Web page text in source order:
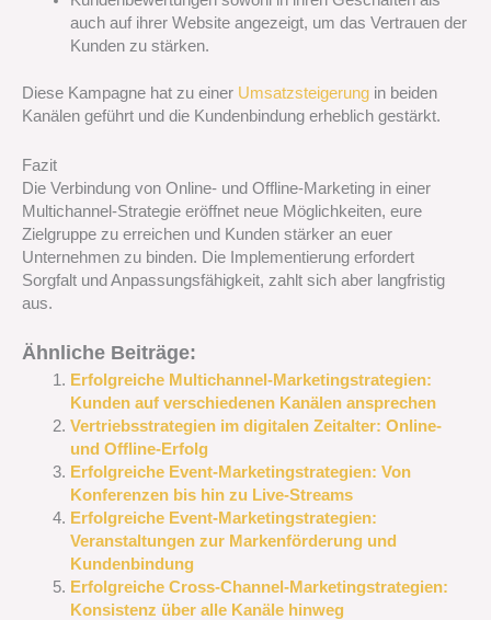
auch auf ihrer Website angezeigt, um das Vertrauen der
Kunden zu stärken.
Diese Kampagne hat zu einer Umsatzsteigerung in beiden
Kanälen geführt und die Kundenbindung erheblich gestärkt.
Fazit
Die Verbindung von Online- und Offline-Marketing in einer
Multichannel-Strategie eröffnet neue Möglichkeiten, eure
Zielgruppe zu erreichen und Kunden stärker an euer
Unternehmen zu binden. Die Implementierung erfordert
Sorgfalt und Anpassungsfähigkeit, zahlt sich aber langfristig
aus.
Ähnliche Beiträge:
Erfolgreiche Multichannel-Marketingstrategien:
Kunden auf verschiedenen Kanälen ansprechen
Vertriebsstrategien im digitalen Zeitalter: Online-
und Offline-Erfolg
Erfolgreiche Event-Marketingstrategien: Von
Konferenzen bis hin zu Live-Streams
Erfolgreiche Event-Marketingstrategien:
Veranstaltungen zur Markenförderung und
Kundenbindung
Erfolgreiche Cross-Channel-Marketingstrategien:
Konsistenz über alle Kanäle hinweg